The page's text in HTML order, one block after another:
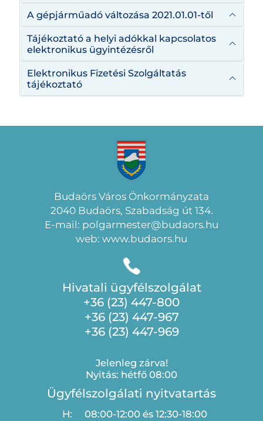
A gépjárműadó változása 2021.01.01-től
Tájékoztató a helyi adókkal kapcsolatos
elektronikus ügyintézésről
Elektronikus Fizetési Szolgáltatás
tájékoztató
Budaörs Város Önkormányzata
2040 Budaörs, Szabadság út 134.
E-mail: polgarmester@budaors.hu
web: www.budaors.hu
Hivatali ügyfélszolgálat
+36 (23) 447-800
+36 (23) 447-967
+36 (23) 447-969
Jelenleg zárva!
Nyitás: hétfő 08:00
Ügyfélszolgálati nyitvatartás
H:
08:00-12:00 és 12:30-18:00